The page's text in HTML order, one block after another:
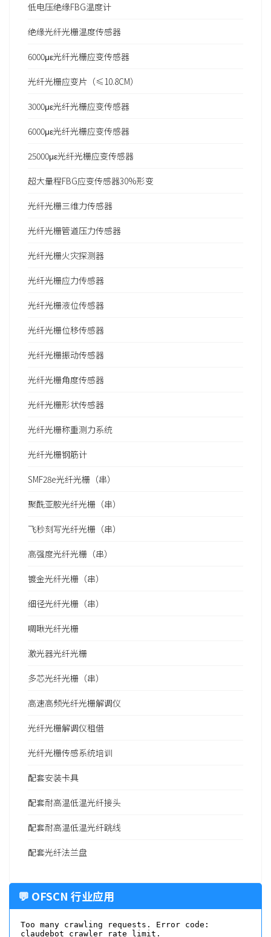
低电压绝缘FBG温度计
绝缘光纤光栅温度传感器
6000με光纤光栅应变传感器
光纤光栅应变片（≤10.8CM）
3000με光纤光栅应变传感器
6000με光纤光栅应变传感器
25000με光纤光栅应变传感器
超大量程FBG应变传感器30%形变
光纤光栅三维力传感器
光纤光栅管道压力传感器
光纤光栅火灾探测器
光纤光栅应力传感器
光纤光栅液位传感器
光纤光栅位移传感器
光纤光栅振动传感器
光纤光栅角度传感器
光纤光栅形状传感器
光纤光栅称重测力系统
光纤光栅钢筋计
SMF28e光纤光栅（串）
聚酰亚胺光纤光栅（串）
飞秒刻写光纤光栅（串）
高强度光纤光栅（串）
镀金光纤光栅（串）
细径光纤光栅（串）
啁啾光纤光栅
激光器光纤光栅
多芯光纤光栅（串）
高速高频光纤光栅解调仪
光纤光栅解调仪租借
光纤光栅传感系统培训
配套安装卡具
配套耐高温低温光纤接头
配套耐高温低温光纤跳线
配套光纤法兰盘
💬 OFSCN 行业应用